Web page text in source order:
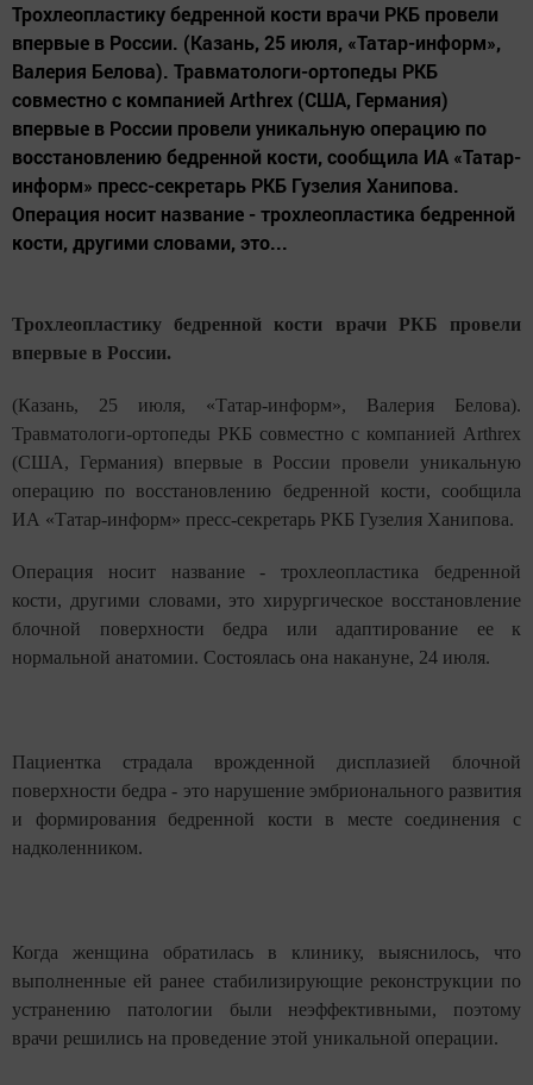
Трохлеопластику бедренной кости врачи РКБ провели
впервые в России. (Казань, 25 июля, «Татар-информ»,
Валерия Белова). Травматологи-ортопеды РКБ
совместно с компанией Arthrex (США, Германия)
впервые в России провели уникальную операцию по
восстановлению бедренной кости, сообщила ИА «Татар-
информ» пресс-секретарь РКБ Гузелия Ханипова.
Операция носит название - трохлеопластика бедренной
кости, другими словами, это...
Трохлеопластику бедренной кости врачи РКБ провели
впервые в России.
(Казань, 25 июля, «Татар-информ», Валерия Белова).
Травматологи-ортопеды РКБ совместно с компанией Arthrex
(США, Германия) впервые в России провели уникальную
операцию по восстановлению бедренной кости, сообщила
ИА «Татар-информ» пресс-секретарь РКБ Гузелия Ханипова.
Операция носит название - трохлеопластика бедренной
кости, другими словами, это хирургическое восстановление
блочной поверхности бедра или адаптирование ее к
нормальной анатомии. Состоялась она накануне, 24 июля.
Пациентка страдала врожденной дисплазией блочной
поверхности бедра - это нарушение эмбрионального развития
и формирования бедренной кости в месте соединения с
надколенником.
Когда женщина обратилась в клинику, выяснилось, что
выполненные ей ранее стабилизирующие реконструкции по
устранению патологии были неэффективными, поэтому
врачи решились на проведение этой уникальной операции.